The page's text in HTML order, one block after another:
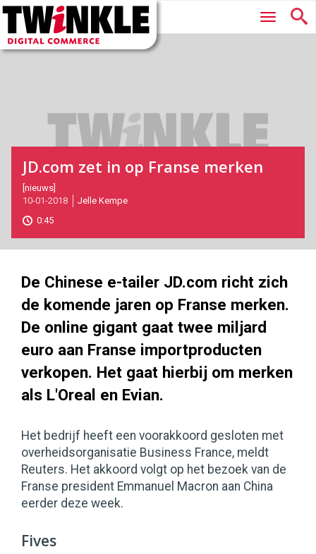
Twinkle
Digital
Commerce
Hoofdmenu
JD.com zet in op Franse merken
2018-
01-
10T15:26:00
2018-
01-
[nieuws]
10-01-2018
Jelle Kempe
0:45
De Chinese e-tailer JD.com richt zich
de komende jaren op Franse merken.
De online gigant gaat twee miljard
euro aan Franse importproducten
verkopen. Het gaat hierbij om merken
als L'Oreal en Evian.
Het bedrijf heeft een voorakkoord gesloten met
overheidsorganisatie Business France, meldt
Reuters. Het akkoord volgt op het bezoek van de
Franse president Emmanuel Macron aan China
eerder deze week.
Fives